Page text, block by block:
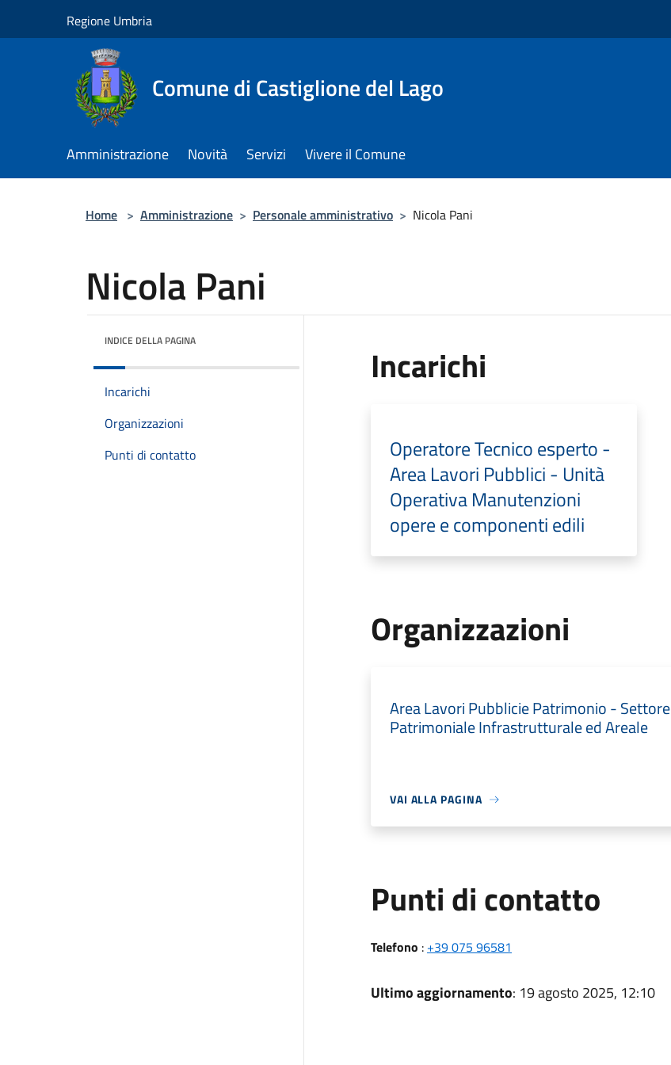
Regione Umbria
Comune di Castiglione del Lago
Amministrazione Novità Servizi Vivere il Comune
Home > Amministrazione > Personale amministrativo > Nicola Pani
Nicola Pani
INDICE DELLA PAGINA
Incarichi
Organizzazioni
Punti di contatto
Incarichi
Operatore Tecnico esperto -
Area Lavori Pubblici - Unità
Operativa Manutenzioni
opere e componenti edili
Organizzazioni
Area Lavori Pubblicie Patrimonio - Settore
Patrimoniale Infrastrutturale ed Areale
VAI ALLA PAGINA
Punti di contatto
Telefono : +39 075 96581
Ultimo aggiornamento: 19 agosto 2025, 12:10